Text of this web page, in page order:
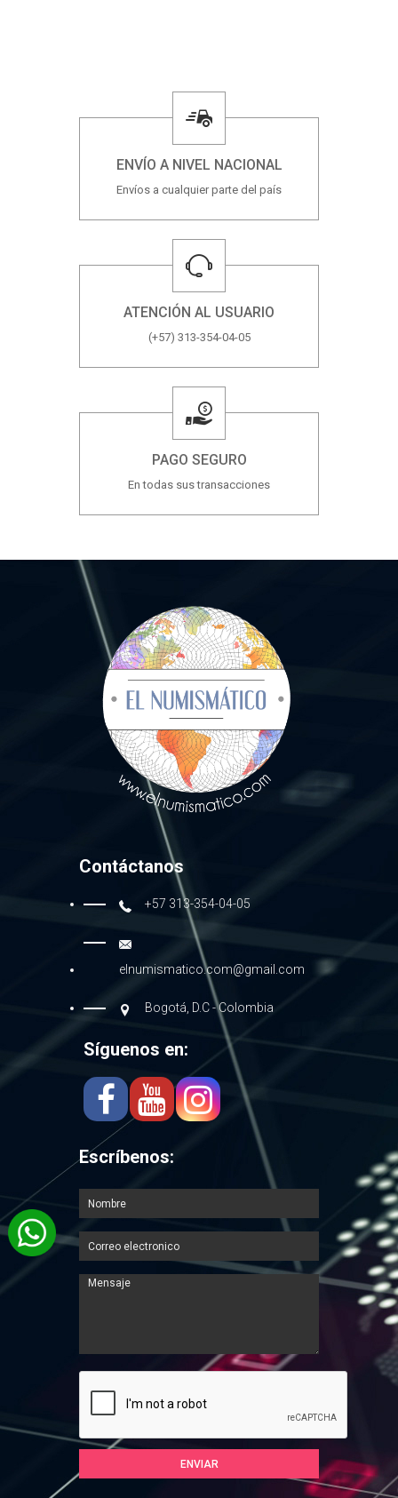
ENVÍO A NIVEL NACIONAL
Envíos a cualquier parte del país
ATENCIÓN AL USUARIO
(+57) 313-354-04-05
PAGO SEGURO
En todas sus transacciones
Contáctanos
+57 313-354-04-05
elnumismatico.com@gmail.com
Bogotá, D.C - Colombia
Síguenos en:
Escríbenos: